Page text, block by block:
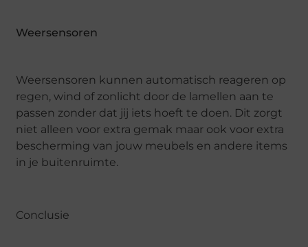
Weersensoren
Weersensoren kunnen automatisch reageren op
regen, wind of zonlicht door de lamellen aan te
passen zonder dat jij iets hoeft te doen. Dit zorgt
niet alleen voor extra gemak maar ook voor extra
bescherming van jouw meubels en andere items
in je buitenruimte.
Conclusie